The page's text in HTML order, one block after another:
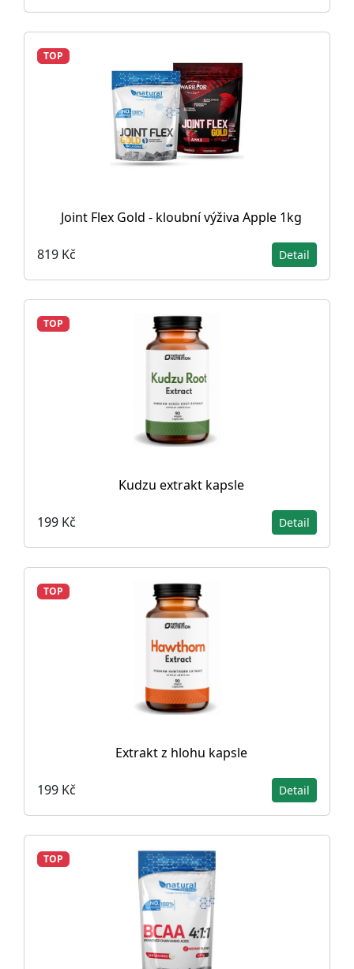
TOP
Joint Flex Gold - kloubní výživa Apple 1kg
819 Kč Detail
TOP
Kudzu extrakt kapsle
199 Kč Detail
TOP
Extrakt z hlohu kapsle
199 Kč Detail
TOP